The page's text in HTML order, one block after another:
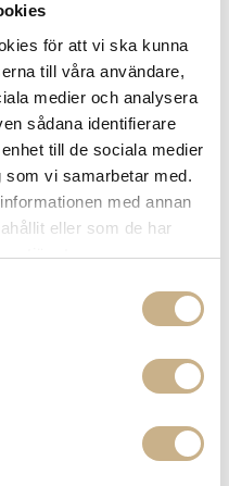
för att vi ska kunna
till våra användare,
medier och analysera
sådana identifierare
till de sociala medier
vi samarbetar med.
med annan
eller som de har
tjänster.
dig för vårt
över 1000:-